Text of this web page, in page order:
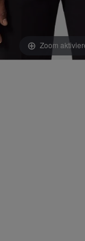
Zoom